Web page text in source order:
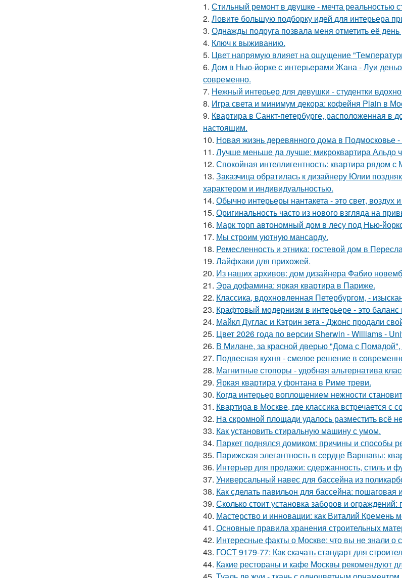
1. Стильный ремонт в двушке - мечта реальностью
2. Ловите большую подборку идей для интерьера
3. Однажды подруга позвала меня отметить её
4. Ключ к выживанию.
5. Цвет напрямую влияет на ощущение
6. Дом в Нью-йорке с интерьерами Жана - Луи деньо
современно.
7. Нежный интерьер для девушки - студентки
8. Игра света и минимум декора: кофейня Plain в
9. Квартира в Санкт-петербурге, расположенная
настоящим.
10. Новая жизнь деревянного дома в Подмосковье
11. Лучше меньше да лучше: микроквартира Альдо
12. Спокойная интеллигентность: квартира рядом с
13. Заказчица обратилась к дизайнеру Юлии
характером и индивидуальностью.
14. Обычно интерьеры нантакета - это свет, воздух
15. Оригинальность часто из нового взгляда на
16. Марк торп автономный дом в лесу под Нью-
17. Мы строим уютную мансарду.
18. Ремесленность и этника: гостевой дом в
19. Лайфхаки для прихожей.
20. Из наших архивов: дом дизайнера Фабио
21. Эра дофамина: яркая квартира в Париже.
22. Классика, вдохновленная Петербургом, -
23. Крафтовый модернизм в интерьере - это
24. Майкл Дуглас и Кэтрин зета - Джонс продали
25. Цвет 2026 года по версии Sherwin - Williams -
26. В Милане, за красной дверью "Дома с Помадой",
27. Подвесная кухня - смелое решение в
28. Магнитные стопоры - удобная альтернатива
29. Яркая квартира у фонтана в Риме треви.
30. Когда интерьер воплощением нежности
31. Квартира в Москве, где классика встречается с
32. На скромной площади удалось разместить всё
33. Как установить стиральную машину с умом.
34. Паркет поднялся домиком: причины и способы
35. Парижская элегантность в сердце Варшавы:
36. Интерьер для продажи: сдержанность, стиль и
37. Универсальный навес для бассейна из
38. Как сделать павильон для бассейна:
39. Сколько стоит установка заборов и
40. Мастерство и инновации: как Виталий Кремень
41. Основные правила хранения строительных
42. Интересные факты о Москве: что вы не знали о
43. ГОСТ 9179-77: Как скачать стандарт для
44. Какие рестораны и кафе Москвы рекомендуют